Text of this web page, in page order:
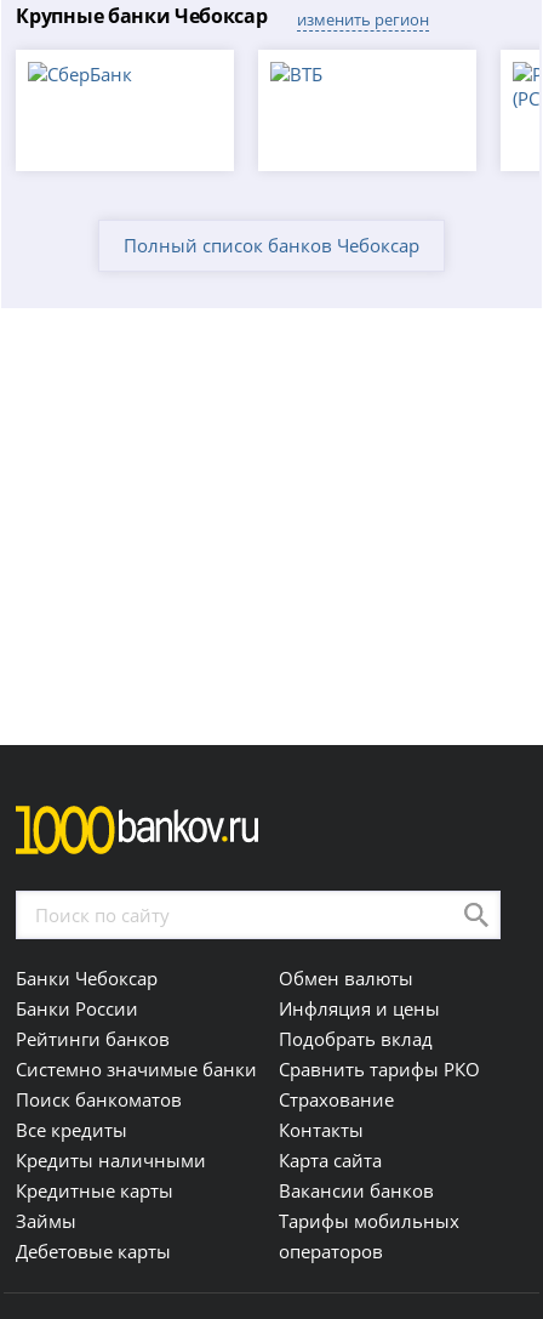
Крупные банки Чебоксар изменить регион
Полный список банков Чебоксар
Банки Чебоксар
Банки России
Рейтинги банков
Системно значимые банки
Поиск банкоматов
Все кредиты
Кредиты наличными
Кредитные карты
Займы
Дебетовые карты
Обмен валюты
Инфляция и цены
Подобрать вклад
Сравнить тарифы РКО
Страхование
Контакты
Карта сайта
Вакансии банков
Тарифы мобильных
операторов